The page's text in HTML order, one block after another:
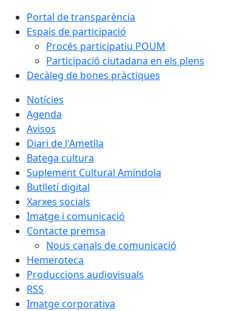
Portal de transparència
Espais de participació
Procés participatiu POUM
Participació ciutadana en els plens
Decàleg de bones pràctiques
Notícies
Agenda
Avisos
Diari de l'Ametlla
Batega cultura
Suplement Cultural Amíndola
Butlletí digital
Xarxes socials
Imatge i comunicació
Contacte premsa
Nous canals de comunicació
Hemeroteca
Produccions audiovisuals
RSS
Imatge corporativa